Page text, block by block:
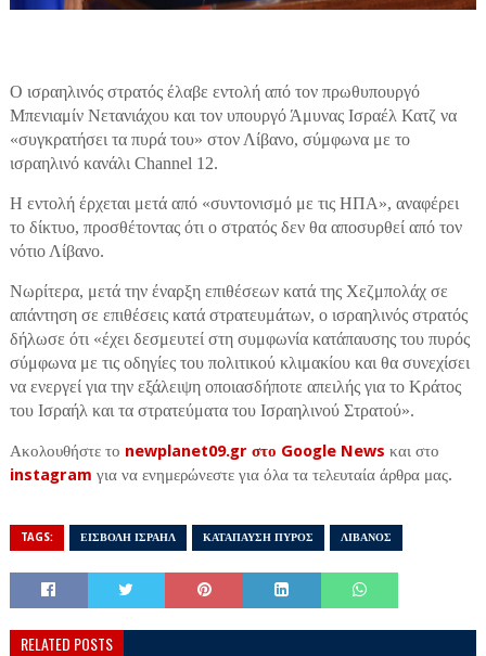
Ο ισραηλινός στρατός έλαβε εντολή από τον πρωθυπουργό
Μπενιαμίν Νετανιάχου και τον υπουργό Άμυνας Ισραέλ Κατζ να
«συγκρατήσει τα πυρά του» στον Λίβανο, σύμφωνα με το
ισραηλινό κανάλι Channel 12.
Η εντολή έρχεται μετά από «συντονισμό με τις ΗΠΑ», αναφέρει
το δίκτυο, προσθέτοντας ότι ο στρατός δεν θα αποσυρθεί από τον
νότιο Λίβανο.
Νωρίτερα, μετά την έναρξη επιθέσεων κατά της Χεζμπολάχ σε
απάντηση σε επιθέσεις κατά στρατευμάτων, ο ισραηλινός στρατός
δήλωσε ότι «έχει δεσμευτεί στη συμφωνία κατάπαυσης του πυρός
σύμφωνα με τις οδηγίες του πολιτικού κλιμακίου και θα συνεχίσει
να ενεργεί για την εξάλειψη οποιασδήποτε απειλής για το Κράτος
του Ισραήλ και τα στρατεύματα του Ισραηλινού Στρατού».
Ακολουθήστε το newplanet09.gr στο Google News και στο
instagram για να ενημερώνεστε για όλα τα τελευταία άρθρα μας.
TAGS: ΕΙΣΒΟΛΗ ΙΣΡΑΗΛ ΚΑΤΑΠΑΥΣΗ ΠΥΡΟΣ ΛΙΒΑΝΟΣ
RELATED POSTS